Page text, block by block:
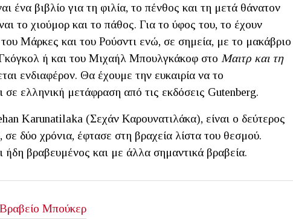
ένα βιβλίο για τη φιλία, τo πένθος και τη μετά θάνατον
το χιούμορ και το πάθος. Για το ύφος του, το έχουν
Μάρκες και του Ρούσντι ενώ, σε σημεία, με το μακάβριο
ή και του Μιχαήλ Μπουλγκάκοφ στο Μαιτρ και τη
ενδιαφέρον. Θα έχουμε την ευκαιρία να το
ελληνική μετάφραση από τις εκδόσεις Gutenberg.
Karunatilaka (Σεχάν Καρουνατιλάκα), είναι ο δεύτερος
δύο χρόνια, έφτασε στη βραχεία λίστα του θεσμού.
ήδη βραβευμένος και με άλλα σημαντικά βραβεία.
Βραβείο Μπούκερ